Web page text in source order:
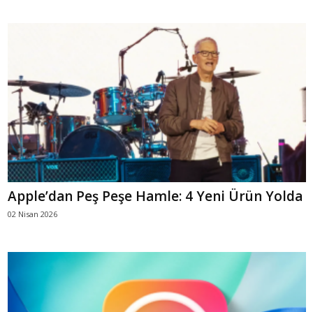
Apple’dan Peş Peşe Hamle: 4 Yeni Ürün Yolda
02 Nisan 2026